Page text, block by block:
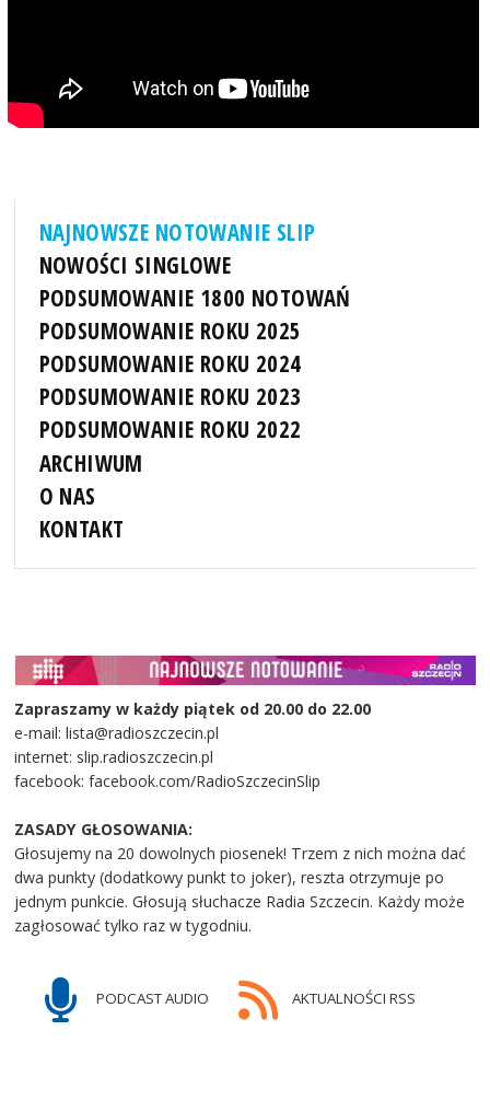
NAJNOWSZE NOTOWANIE SLIP
NOWOŚCI SINGLOWE
PODSUMOWANIE 1800 NOTOWAŃ
PODSUMOWANIE ROKU 2025
PODSUMOWANIE ROKU 2024
PODSUMOWANIE ROKU 2023
PODSUMOWANIE ROKU 2022
ARCHIWUM
O NAS
KONTAKT
Zapraszamy w każdy piątek od 20.00 do 22.00
e-mail: lista@radioszczecin.pl
internet: slip.radioszczecin.pl
facebook: facebook.com/RadioSzczecinSlip
ZASADY GŁOSOWANIA:
Głosujemy na 20 dowolnych piosenek! Trzem z nich można dać
dwa punkty (dodatkowy punkt to joker), reszta otrzymuje po
jednym punkcie. Głosują słuchacze Radia Szczecin. Każdy może
zagłosować tylko raz w tygodniu.
PODCAST AUDIO AKTUALNOŚCI RSS